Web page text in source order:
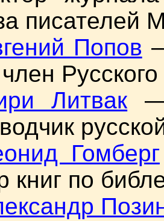
писателей
Попов
член
Литвак —
Гомберг
книг по